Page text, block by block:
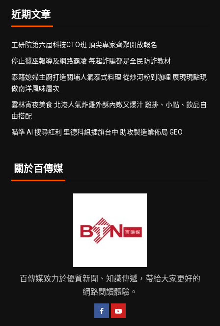
近期文章
工研院第六屆科技CTO班 頂尖專家齊聚開放報名
停止獵巫報導及網路霸凌 每起詐騙都是全民防詐教材
泰籍媳婦主廚打造關埔人氣泰式料理 從炒河粉到咖哩 展現現點現
做南洋風味層次
雲林宵夜美食 北港人氣炸雞外酥內嫩又爆汁 雞排、小點、飲品自
由搭配
瞄準 AI 搜尋紅利 里德科訊插旗台中 助攻製造業佈局 GEO
關於百傳媒
百傳媒致力於優質新聞、知識傳遞，帶給大家更好的
網路閱讀體驗。